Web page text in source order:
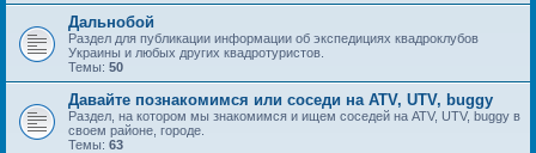
Дальнобой
Раздел для публикации информации об экспедициях квадроклубов
Украины и любых других квадротуристов.
Темы: 50
Давайте познакомимся или соседи на ATV, UTV, buggy
Раздел, на котором мы знакомимся и ищем соседей на ATV, UTV, buggy в
своем районе, городе.
Темы: 63